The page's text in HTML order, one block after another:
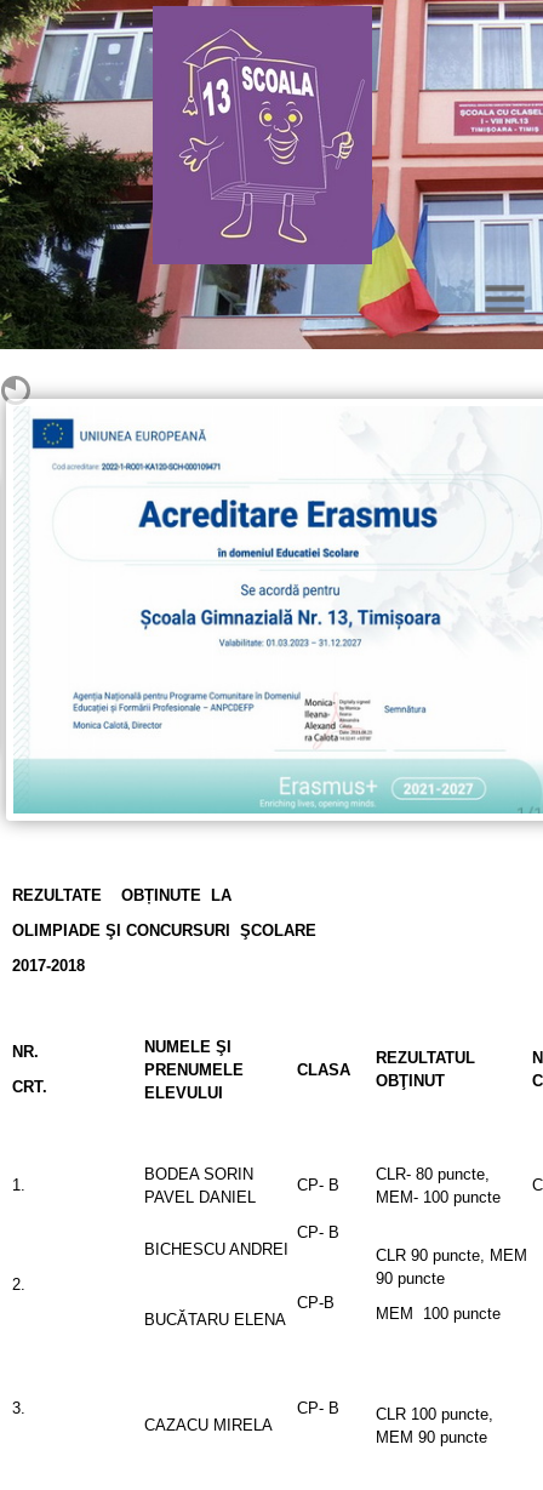
REZULTATE OBȚINUTE LA
OLIMPIADE ŞI CONCURSURI ŞCOLARE
2017-2018
NR.
CRT.
NUMELE ŞI
PRENUMELE
ELEVULUI
CLASA
REZULTATUL
OBŢINUT
1.
BODEA SORIN
PAVEL DANIEL
CP- B
CLR- 80 puncte,
MEM- 100 puncte
2.
BICHESCU ANDREI
BUCĂTARU ELENA
CP- B
CP-B
CLR 90 puncte, MEM
90 puncte
MEM 100 puncte
3.
CAZACU MIRELA
CP- B
CLR 100 puncte,
MEM 90 puncte